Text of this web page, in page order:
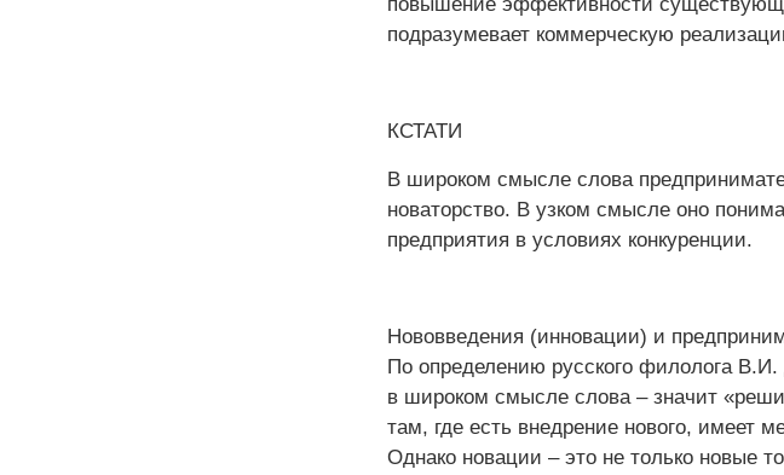
подразумевает коммерческую
КСТАТИ
В широком смысле слова
новаторство. В узком смысле оно
предприятия в условиях конкуренции.
Нововведения (инновации) и
По определению русского филолога
в широком смысле слова – значит
там, где есть внедрение нового, имеет
Однако новации – это не только новые